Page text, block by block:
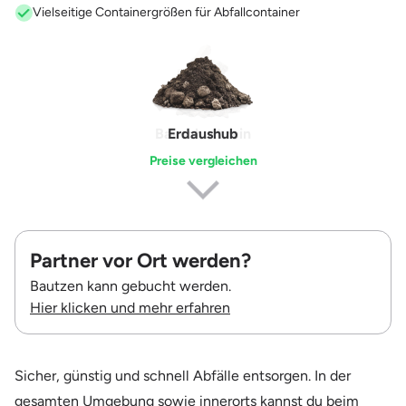
Vielseitige Containergrößen für Abfallcontainer
Erdaushub
Preise vergleichen
Partner vor Ort werden?
Bautzen kann gebucht werden.
Hier klicken und mehr erfahren
Sicher, günstig und schnell Abfälle entsorgen. In der
gesamten Umgebung sowie innerorts kannst du beim